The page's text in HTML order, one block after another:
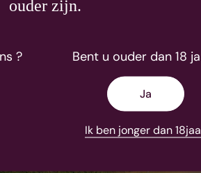
ouder zijn.
? Bent u ouder dan 18
Ja
Ik ben jonger dan
harmonieusement
régionales. Le te...